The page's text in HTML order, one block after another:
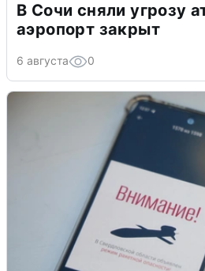
В Сочи сняли угрозу
аэропорт закрыт
6 августа 0